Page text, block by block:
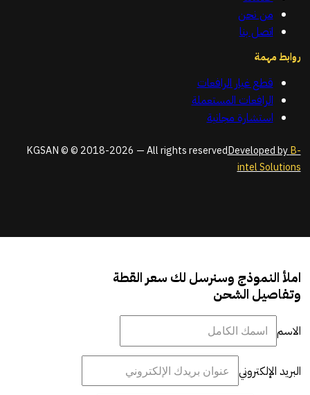
من نحن
اتصل بنا
روابط مهمة
قطع غيار الرافعات
الرافعات المستعملة
استشارة مجانية
KGSAN © © 2018-2026 — All rights reservedDeveloped byB-
intel Solutions
املأ النموذج وسنرسل لك سعر القطة
وتفاصيل الشحن
الاسم
البريد الإلكتروني